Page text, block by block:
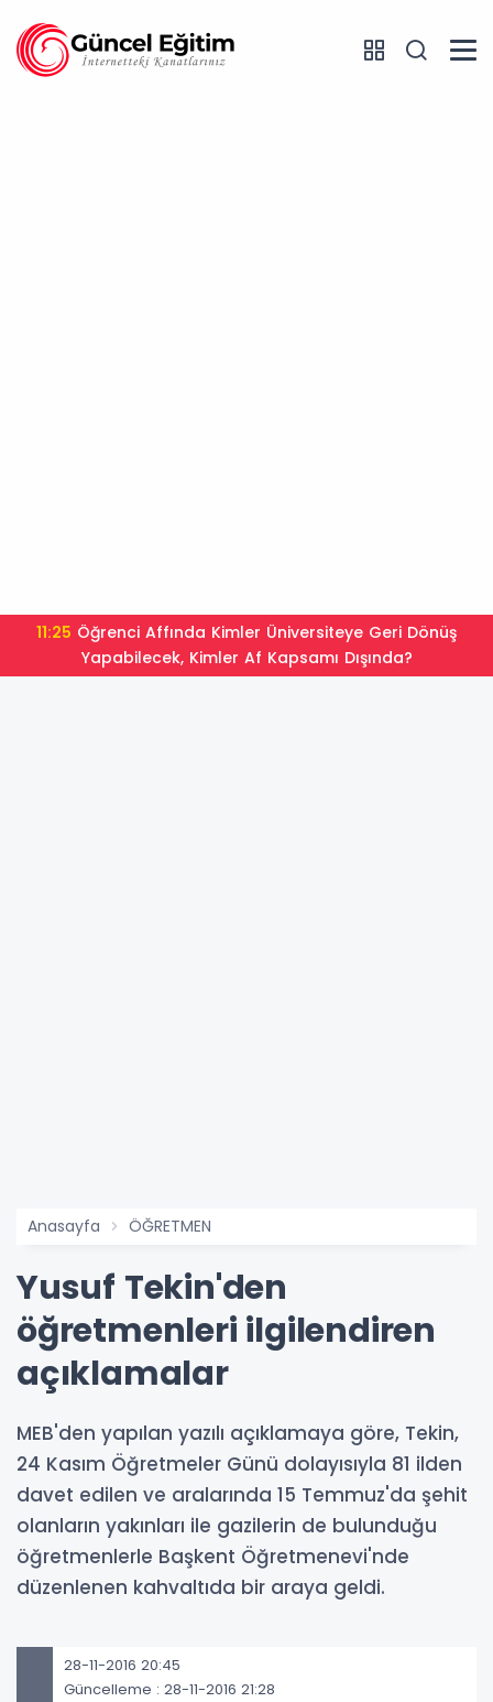
11:25
Yapabilecek, Kimler Af Kapsamı Dışında?
Anasayfa ÖĞRETMEN
Yusuf Tekin'den
öğretmenleri ilgilendiren
açıklamalar
MEB'den yapılan yazılı açıklamaya göre, Tekin,
24 Kasım Öğretmeler Günü dolayısıyla 81 ilden
davet edilen ve aralarında 15 Temmuz'da şehit
olanların yakınları ile gazilerin de bulunduğu
öğretmenlerle Başkent Öğretmenevi'nde
düzenlenen kahvaltıda bir araya geldi.
28-11-2016 20:45
Güncelleme : 28-11-2016 21:28